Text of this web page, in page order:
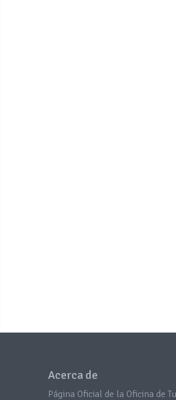
Acerca de
Página Oficial de la Oficina de